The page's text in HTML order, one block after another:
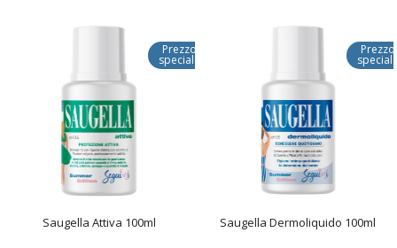
Prezzo
speciale
Saugella Attiva 100ml
Prezzo
Saugella Dermoliquido 100ml